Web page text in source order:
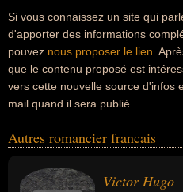
Si vous connaissez un site qui
d'apporter des informations
pouvez nous proposer le lien .
que le contenu proposé est
vers cette nouvelle source d'infos
mail quand il sera publié.
Autres romancier francais
Victor Hugo